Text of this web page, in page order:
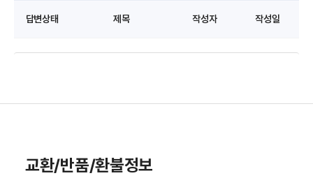
답변상태 제목 작성자 작성일
교환/반품/환불정보